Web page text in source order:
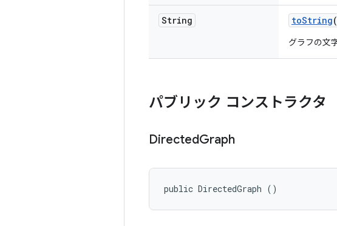
String toString
グラフの文
パブリック コンストラクタ
DirectedGraph
public DirectedGraph ()